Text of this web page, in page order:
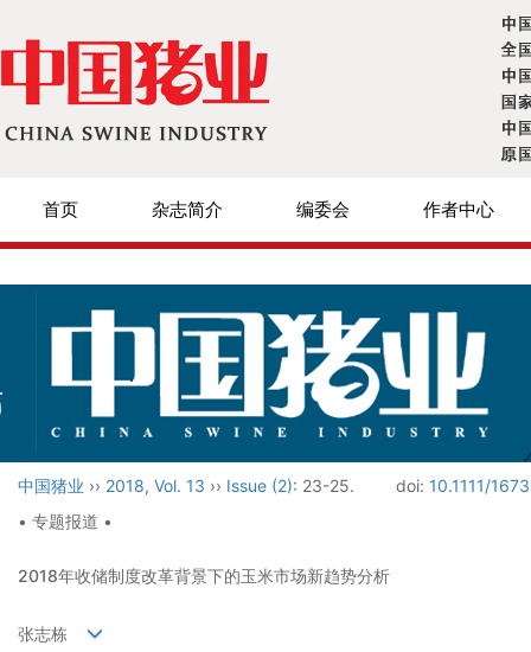
首页 杂志简介 编委会 作者中心
中国猪业 ›› 2018, Vol. 13 ›› Issue (2): 23-25. doi: 10.1111/
• 专题报道 •
2018年收储制度改革背景下的玉米市场新趋势分析
张志栋